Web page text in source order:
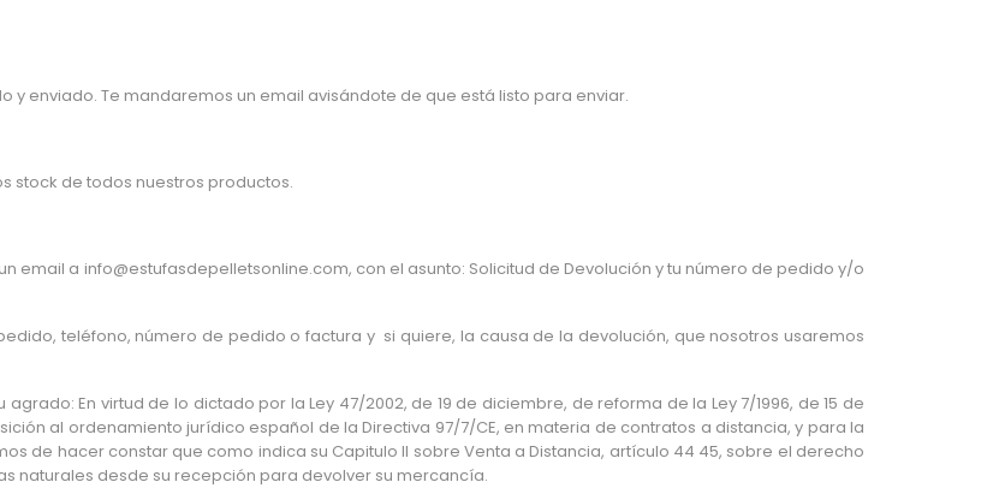
enviado. Te mandaremos un email avisándote de que está listo para enviar.
stock de todos nuestros productos.
email a info@estufasdepelletsonline.com, con el asunto: Solicitud de Devolución y tu número de pedido y/o
teléfono, número de pedido o factura y si quiere, la causa de la devolución, que nosotros usaremos
En virtud de lo dictado por la Ley 47/2002, de 19 de diciembre, de reforma de la Ley 7/1996, de 15 de
al ordenamiento jurídico español de la Directiva 97/7/CE, en materia de contratos a distancia, y para la
de hacer constar que como indica su Capitulo II sobre Venta a Distancia, artículo 44 45, sobre el derecho
naturales desde su recepción para devolver su mercancía.